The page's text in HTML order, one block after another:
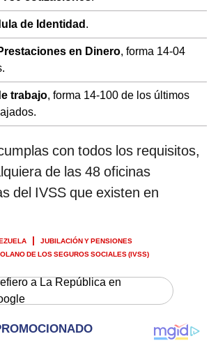
de Identidad .
en Dinero, forma 14-04
trabajo, forma 14-100 de los últimos
con todos los requisitos,
de las 48 oficinas
del IVSS que existen en
JUBILACIÓN Y PENSIONES
DE LOS SEGUROS SOCIALES (IVSS)
a La República en